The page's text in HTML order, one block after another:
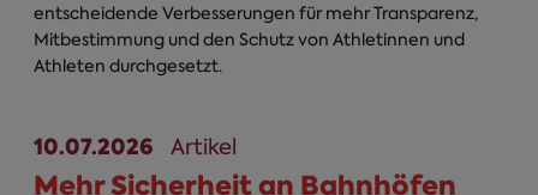
entscheidende Verbesserungen für mehr Transparenz,
Mitbestimmung und den Schutz von Athletinnen und
Athleten durchgesetzt.
10.07.2026 Artikel
Mehr Sicherheit an Bahnhöfen